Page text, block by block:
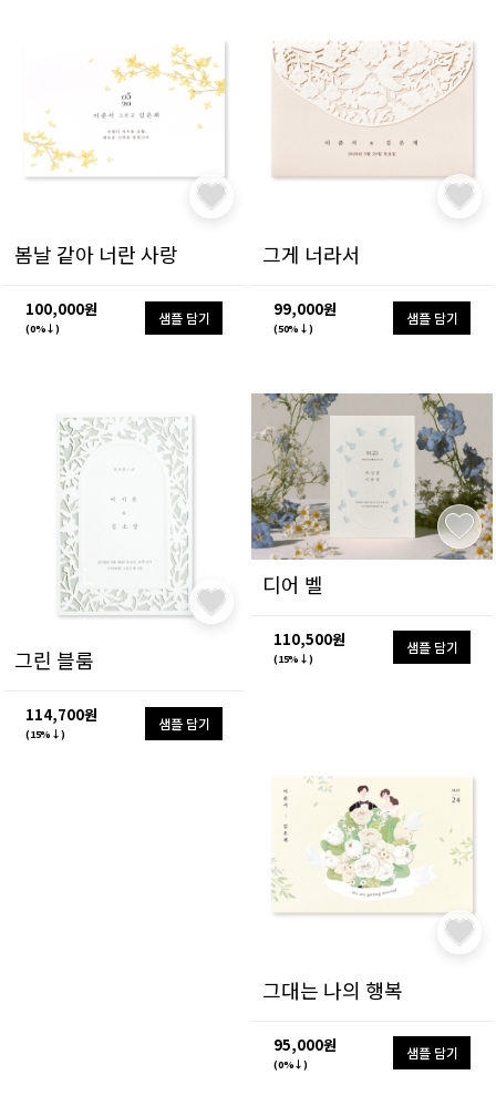
봄날 같아 너란 사랑
100,000원
(0%↓)
샘플 담기
그게 너라서
99,000원
(50%↓)
샘플 담기
그린 블룸
114,700원
(15%↓)
샘플 담기
디어 벨
110,500원
(15%↓)
샘플 담기
그대는 나의 행복
95,000원
(0%↓)
샘플 담기